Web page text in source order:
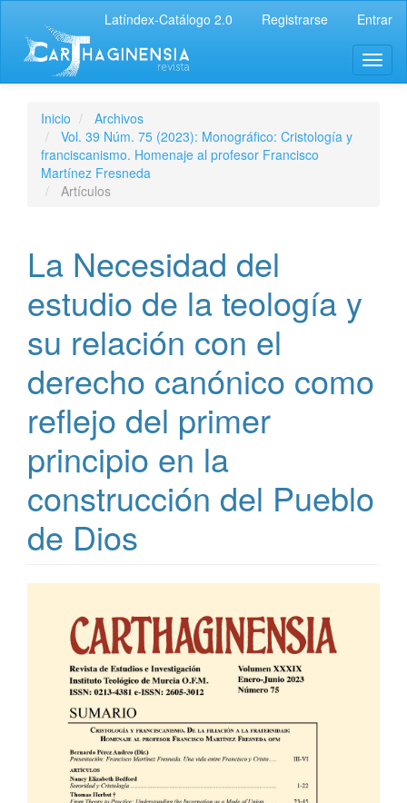
Latíndex-Catálogo 2.0 Registrarse Entrar
Inicio
Archivos
Vol. 39 Núm. 75 (2023): Monográfico: Cristología y
franciscanismo. Homenaje al profesor Francisco
Martínez Fresneda
Artículos
La Necesidad del
estudio de la teología y
su relación con el
derecho canónico como
reflejo del primer
principio en la
construcción del Pueblo
de Dios